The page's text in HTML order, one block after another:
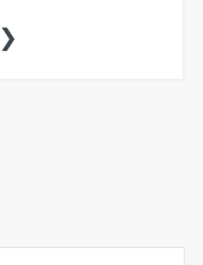
›